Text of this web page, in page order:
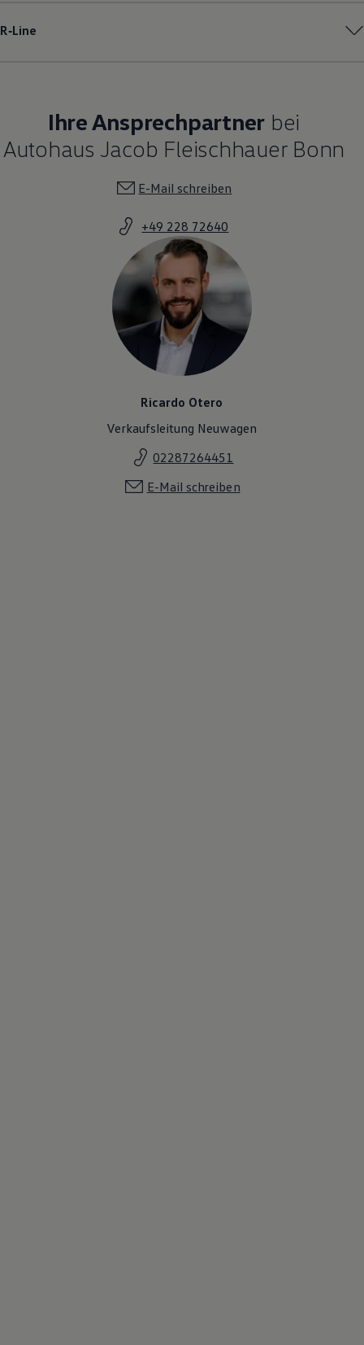
R‑Line
Ihre Ansprechpartner bei
Autohaus Jacob Fleischhauer Bonn
E-Mail schreiben
+49 228 72640
Ricardo Otero
Verkaufsleitung Neuwagen
02287264451
E-Mail schreiben